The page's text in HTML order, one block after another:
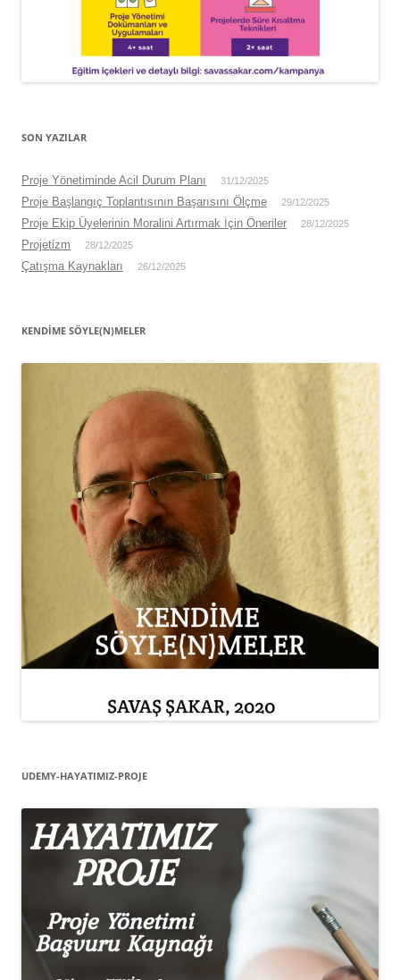
SON YAZILAR
Proje Yönetiminde Acil Durum Planı 31/12/2025
Proje Başlangıç Toplantısının Başarısını Ölçme 29/12/2025
Proje Ekip Üyelerinin Moralini Artırmak İçin Öneriler 28/12/2025
Projetizm 28/12/2025
Çatışma Kaynakları 26/12/2025
KENDIME SÖYLE(N)MELER
UDEMY-HAYATIMIZ-PROJE